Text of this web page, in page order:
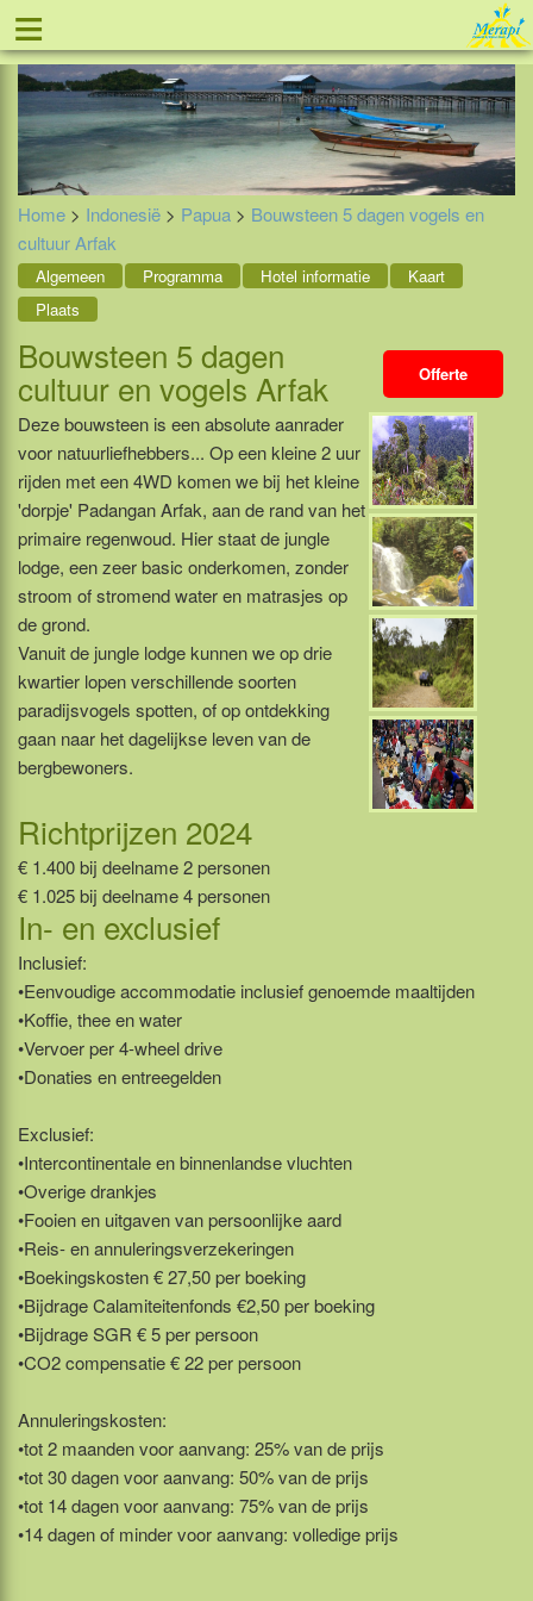
≡ Tel: 088 - 81 11 999
Home > Indonesië > Papua > Bouwsteen 5 dagen vogels en
cultuur Arfak
Algemeen Programma Hotel informatie
Kaart
Plaats
Offerte
Bouwsteen 5 dagen
cultuur en vogels Arfak
Deze bouwsteen is een absolute aanrader
voor natuurliefhebbers... Op een kleine 2 uur
rijden met een 4WD komen we bij het kleine
'dorpje' Padangan Arfak, aan de rand van het
primaire regenwoud. Hier staat de jungle
lodge, een zeer basic onderkomen, zonder
stroom of stromend water en matrasjes op
de grond.
Vanuit de jungle lodge kunnen we op drie
kwartier lopen verschillende soorten
paradijsvogels spotten, of op ontdekking
gaan naar het dagelijkse leven van de
bergbewoners.
Richtprijzen 2024
€ 1.400 bij deelname 2 personen
€ 1.025 bij deelname 4 personen
In- en exclusief
Inclusief:
•Eenvoudige accommodatie inclusief genoemde maaltijden
•Koffie, thee en water
•Vervoer per 4-wheel drive
•Donaties en entreegelden
Exclusief:
•Intercontinentale en binnenlandse vluchten
•Overige drankjes
•Fooien en uitgaven van persoonlijke aard
•Reis- en annuleringsverzekeringen
•Boekingskosten € 27,50 per boeking
•Bijdrage Calamiteitenfonds €2,50 per boeking
•Bijdrage SGR € 5 per persoon
•CO2 compensatie € 22 per persoon
Annuleringskosten:
•tot 2 maanden voor aanvang: 25% van de prijs
•tot 30 dagen voor aanvang: 50% van de prijs
•tot 14 dagen voor aanvang: 75% van de prijs
•14 dagen of minder voor aanvang: volledige prijs